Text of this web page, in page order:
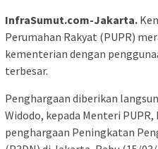
InfraSumut.com-Jakarta.
Perumahan Rakyat (PUPR)
kementerian dengan
terbesar.
Penghargaan diberikan
Widodo, kepada Menteri
penghargaan Peningkatan